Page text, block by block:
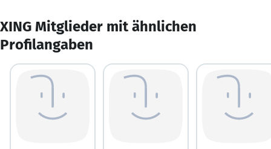
XING Mitglieder mit ähnlichen
Profilangaben